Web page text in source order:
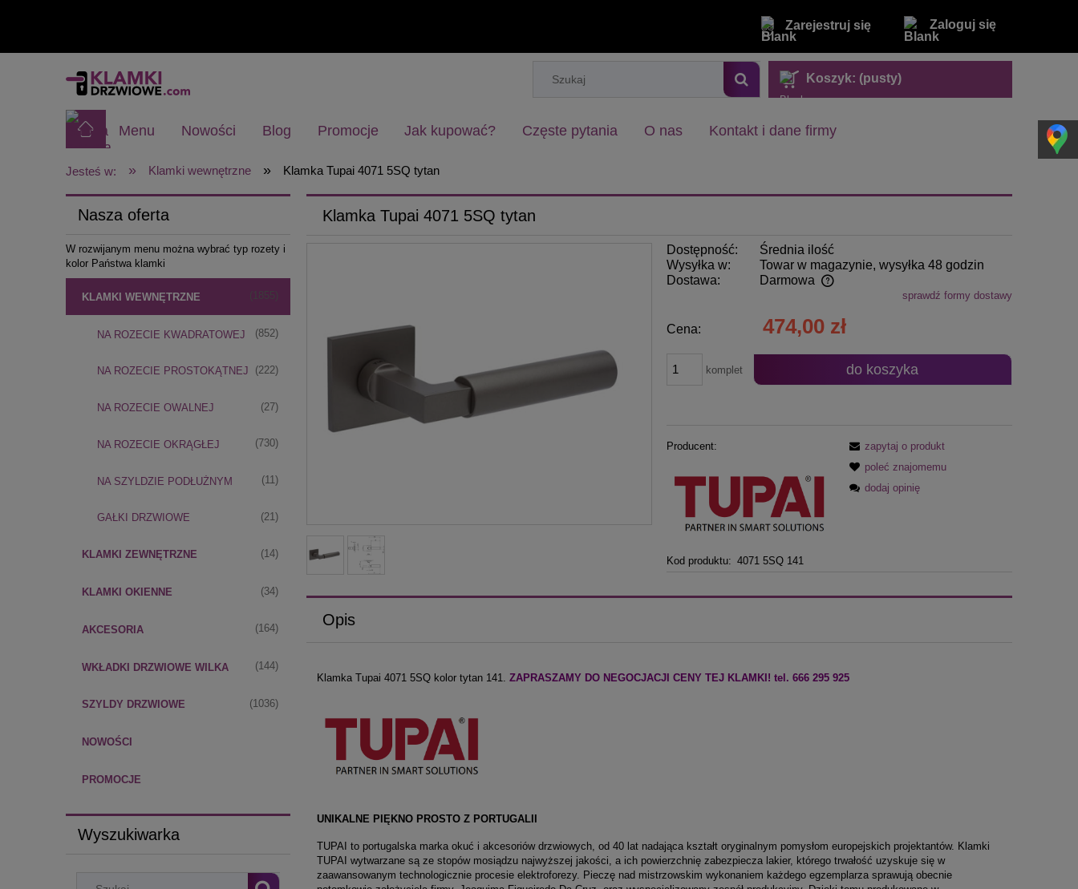
Zarejestruj się Zaloguj się
Koszyk: (pusty)
Menu Nowości Blog Promocje Jak kupować? Częste pytania O nas Kontakt i dane firmy
Jesteś w: » Klamki wewnętrzne » Klamka Tupai 4071 5SQ tytan
Nasza oferta
W rozwijanym menu można wybrać typ rozety i
kolor Państwa klamki
KLAMKI WEWNĘTRZNE (1855)
NA ROZECIE KWADRATOWEJ (852)
NA ROZECIE PROSTOKĄTNEJ (222)
NA ROZECIE OWALNEJ (27)
NA ROZECIE OKRĄGŁEJ (730)
NA SZYLDZIE PODŁUŻNYM (11)
GAŁKI DRZWIOWE (21)
KLAMKI ZEWNĘTRZNE (14)
KLAMKI OKIENNE (34)
AKCESORIA (164)
WKŁADKI DRZWIOWE WILKA (144)
SZYLDY DRZWIOWE (1036)
NOWOŚCI
PROMOCJE
Wyszukiwarka
Klamka Tupai 4071 5SQ tytan
Dostępność:
Średnia ilość
Wysyłka w:
Towar w magazynie, wysyłka 48 godzin
Dostawa:
Darmowa
sprawdź formy dostawy
Cena: 474,00 zł
komplet do koszyka
Producent:
Kod produktu: 4071 5SQ 141
zapytaj o produkt
poleć znajomemu
dodaj opinię
Opis
Klamka Tupai 4071 5SQ kolor tytan 141. ZAPRASZAMY DO NEGOCJACJI CENY TEJ KLAMKI! tel. 666 295 925
UNIKALNE PIĘKNO PROSTO Z PORTUGALII
TUPAI to portugalska marka okuć i akcesoriów drzwiowych, od 40 lat nadająca kształt oryginalnym pomysłom europejskich projektantów. Klamki
TUPAI wytwarzane są ze stopów mosiądzu najwyższej jakości, a ich powierzchnię zabezpiecza lakier, którego trwałość uzyskuje się w
zaawansowanym technologicznie procesie elektroforezy. Pieczę nad mistrzowskim wykonaniem każdego egzemplarza sprawują obecnie